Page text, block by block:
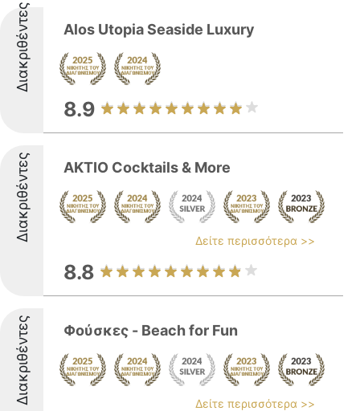
Διακριθέντες Alos Utopia Seaside Luxury
8.9
Διακριθέντες AKTIO Cocktails & More
Δείτε περισσότερα >>
8.8
Διακριθέντες Φούσκες - Beach for Fun
Δείτε περισσότερα >>